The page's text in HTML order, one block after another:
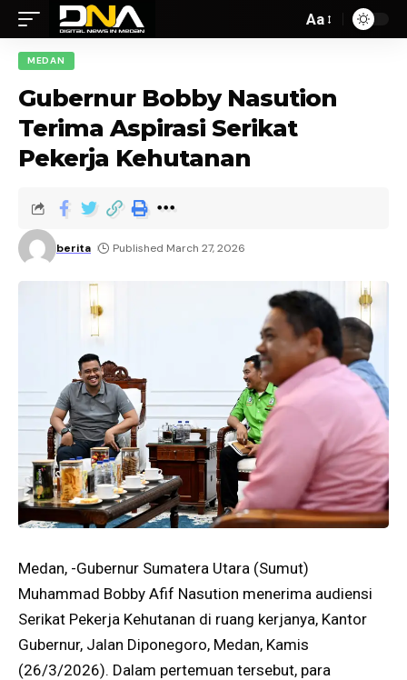
Aa
MEDAN
Gubernur Bobby Nasution
Terima Aspirasi Serikat
Pekerja Kehutanan
berita Published March 27, 2026
Medan, -Gubernur Sumatera Utara (Sumut)
Muhammad Bobby Afif Nasution menerima audiensi
Serikat Pekerja Kehutanan di ruang kerjanya, Kantor
Gubernur, Jalan Diponegoro, Medan, Kamis
(26/3/2026). Dalam pertemuan tersebut, para